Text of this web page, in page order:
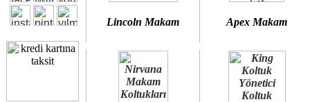
Lincoln Makam Apex Makam